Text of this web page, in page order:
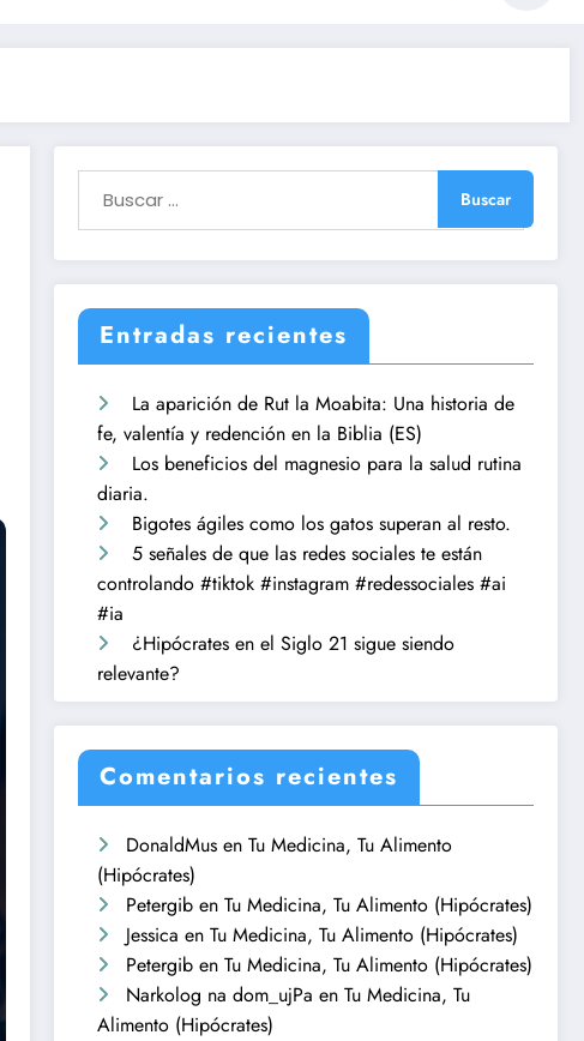
Entradas recientes
La aparición de Rut la Moabita: Una historia de
fe, valentía y redención en la Biblia (ES)
Los beneficios del magnesio para la salud rutina
diaria.
Bigotes ágiles como los gatos superan al resto.
5 señales de que las redes sociales te están
controlando #tiktok #instagram #redessociales #ai
#ia
¿Hipócrates en el Siglo 21 sigue siendo
relevante?
Comentarios recientes
DonaldMus enTu Medicina, Tu Alimento
(Hipócrates)
Petergib enTu Medicina, Tu Alimento (Hipócrates)
Jessica enTu Medicina, Tu Alimento (Hipócrates)
Petergib enTu Medicina, Tu Alimento (Hipócrates)
Narkolog na dom_ujPa enTu Medicina, Tu
Alimento (Hipócrates)